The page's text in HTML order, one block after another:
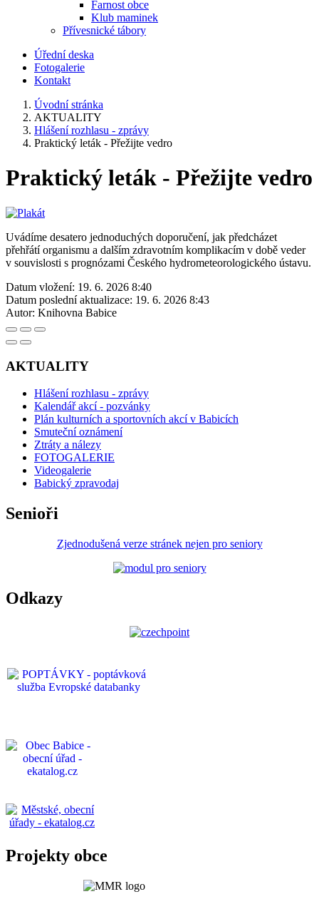
Farnost obce
Klub maminek
Přívesnické tábory
Úřední deska
Fotogalerie
Kontakt
Úvodní stránka
AKTUALITY
Hlášení rozhlasu - zprávy
Praktický leták - Přežijte vedro
Praktický leták - Přežijte vedro
Uvádíme desatero jednoduchých doporučení, jak předcházet
přehřátí organismu a dalším zdravotním komplikacím v době veder
v souvislosti s prognózami Českého hydrometeorologického ústavu.
Datum vložení: 19. 6. 2026 8:40
Datum poslední aktualizace: 19. 6. 2026 8:43
Autor: Knihovna Babice
AKTUALITY
Hlášení rozhlasu - zprávy
Kalendář akcí - pozvánky
Plán kulturních a sportovních akcí v Babicích
Smuteční oznámení
Ztráty a nálezy
FOTOGALERIE
Videogalerie
Babický zpravodaj
Senioři
Zjednodušená verze stránek nejen pro seniory
Odkazy
Projekty obce